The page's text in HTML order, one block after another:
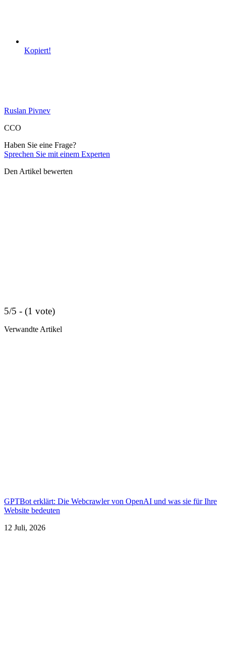
Kopiert!
Ruslan Pivnev
CCO
Haben Sie eine Frage?
Sprechen Sie mit einem Experten
Den Artikel bewerten
5/5 - (1 vote)
Verwandte Artikel
GPTBot erklärt: Die Webcrawler von OpenAI und was sie für Ihre
Website bedeuten
12 Juli, 2026